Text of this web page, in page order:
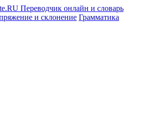
и склонение Грамматика